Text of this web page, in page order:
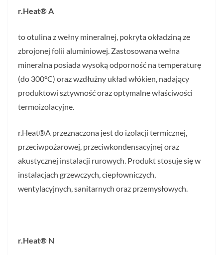
r.Heat® A
to otulina z wełny mineralnej, pokryta okładziną ze
zbrojonej folii aluminiowej. Zastosowana wełna
mineralna posiada wysoką odporność na temperaturę
(do 300°C) oraz wzdłużny układ włókien, nadający
produktowi sztywność oraz optymalne właściwości
termoizolacyjne.
r.Heat®A przeznaczona jest do izolacji termicznej,
przeciwpożarowej, przeciwkondensacyjnej oraz
akustycznej instalacji rurowych. Produkt stosuje się w
instalacjach grzewczych, ciepłowniczych,
wentylacyjnych, sanitarnych oraz przemysłowych.
r.Heat® N